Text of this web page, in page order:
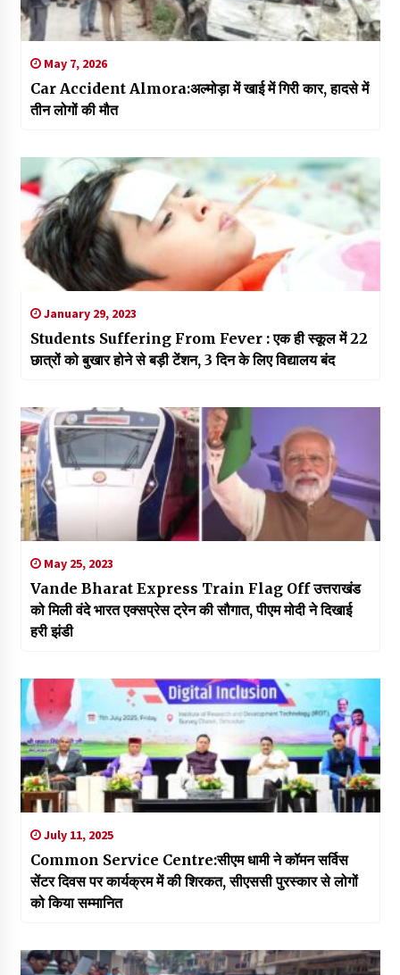
May 7, 2026
Car Accident Almora:अल्मोड़ा में खाई में गिरी कार, हादसे में
तीन लोगों की मौत
January 29, 2023
Students Suffering From Fever : एक ही स्कूल में 22
छात्रों को बुखार होने से बड़ी टेंशन, 3 दिन के लिए विद्यालय बंद
May 25, 2023
Vande Bharat Express Train Flag Off उत्तराखंड
को मिली वंदे भारत एक्सप्रेस ट्रेन की सौगात, पीएम मोदी ने दिखाई
हरी झंडी
July 11, 2025
Common Service Centre:सीएम धामी ने कॉमन सर्विस
सेंटर दिवस पर कार्यक्रम में की शिरकत, सीएससी पुरस्कार से लोगों
को किया सम्मानित